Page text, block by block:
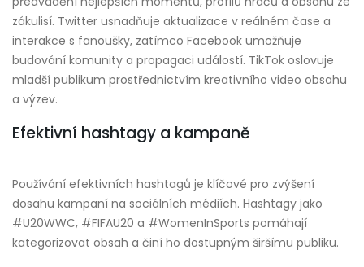
zákulisí. Twitter usnadňuje aktualizace v reálném čase a
interakce s fanoušky, zatímco Facebook umožňuje
budování komunity a propagaci událostí. TikTok oslovuje
mladší publikum prostřednictvím kreativního video obsahu
a výzev.
Efektivní hashtagy a kampaně
Používání efektivních hashtagů je klíčové pro zvýšení
dosahu kampaní na sociálních médiích. Hashtagy jako
#U20WWC, #FIFAU20 a #WomenInSports pomáhají
kategorizovat obsah a činí ho dostupným širšímu publiku.